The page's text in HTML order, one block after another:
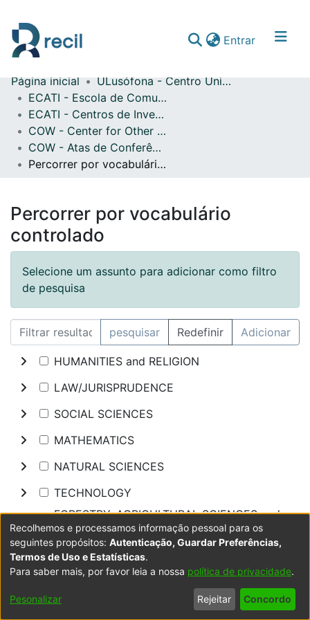
Entrar(current)
Comunidades & Coleções
Percorrer repositório
Página inicial
ULusófona - Centro Universitário de Lisboa
ECATI - Escola de Comunicação, Arquitetura, Artes e Tecnologias da Informação
ECATI - Centros de Investigação
COW - Center for Other Worlds
COW - Atas de Conferências Internacionais
Percorrer por vocabulário controlado
Percorrer por vocabulário
controlado
Selecione um assunto para adicionar como filtro
de pesquisa
pesquisar Redefinir Adicionar
HUMANITIES and RELIGION
LAW/JURISPRUDENCE
SOCIAL SCIENCES
MATHEMATICS
NATURAL SCIENCES
TECHNOLOGY
FORESTRY, AGRICULTURAL SCIENCES and
LANDSCAPE PLANNING
MEDICINE
ODONTOLOGY
PHARMACY
Recolhemos e processamos informação pessoal para os
seguintes propósitos: Autenticação, Guardar Preferências,
Termos de Uso e Estatísticas.
Para saber mais, por favor leia a nossa política de privacidade.
Pesonalizar Rejeitar Concordo